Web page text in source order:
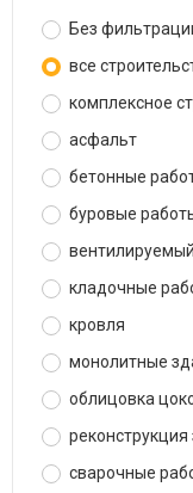
Без
все
комплексное
асфальт
бетонные
буровые
кладочные
кровля
монолитные
облицовка
реконструкция
сварочные